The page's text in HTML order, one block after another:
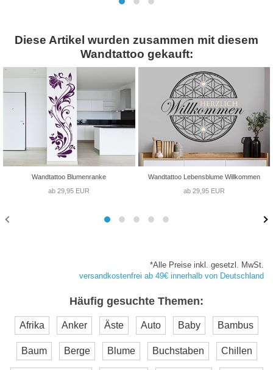
Diese Artikel wurden zusammen mit diesem
Wandtattoo gekauft:
Wandtattoo Blumenranke
ab 29,95 EUR
Wandtattoo Lebensblume Willkommen
ab 29,95 EUR
*Alle Preise inkl. gesetzl. MwSt.
versandkostenfrei ab 49€ innerhalb von Deutschland
Häufig gesuchte Themen:
Afrika Anker Äste Auto Baby Bambus
Baum Berge Blume Buchstaben Chillen